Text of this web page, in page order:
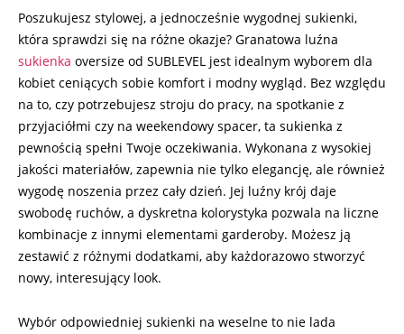
Poszukujesz stylowej, a jednocześnie wygodnej sukienki,
która sprawdzi się na różne okazje? Granatowa luźna
sukienka oversize od SUBLEVEL jest idealnym wyborem dla
kobiet ceniących sobie komfort i modny wygląd. Bez względu
na to, czy potrzebujesz stroju do pracy, na spotkanie z
przyjaciółmi czy na weekendowy spacer, ta sukienka z
pewnością spełni Twoje oczekiwania. Wykonana z wysokiej
jakości materiałów, zapewnia nie tylko elegancję, ale również
wygodę noszenia przez cały dzień. Jej luźny krój daje
swobodę ruchów, a dyskretna kolorystyka pozwala na liczne
kombinacje z innymi elementami garderoby. Możesz ją
zestawić z różnymi dodatkami, aby każdorazowo stworzyć
nowy, interesujący look.
Wybór odpowiedniej sukienki na weselne to nie lada